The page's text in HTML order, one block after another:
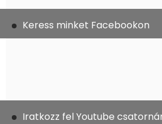
Keress minket Facebookon
Iratkozz fel Youtube